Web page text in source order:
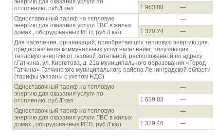
энергию для оказания услуги по
отоплению, руб./Гкал
1 963,88
—
Одноставочный тариф на тепловую
энергию для оказания услуги ГВС в жилых
домах , оборудованных ИТП, руб./Гкал
—
1 320,24
—
Для населения, организаций, приобретающих тепловую энергию для
предоставления коммунальных услуг населению, получающих
тепловую энергию от газовой котельной, расположенной по адресу
г.Гатчина, ул. Киргетова, д. 21а муниципального образования «Город
Гатчина» Гатчинского муниципального района Ленинградской области
(тарифы указаны с учетом НДС)
Одноставочный тариф на тепловую
энергию для оказания услуги по
отоплению, руб./Гкал
—
1 639,83
—
Одноставочный тариф на тепловую
энергию для оказания услуги ГВС в жилых
домах , оборудованных ИТП, руб./Гкал
—
1 329,46
—